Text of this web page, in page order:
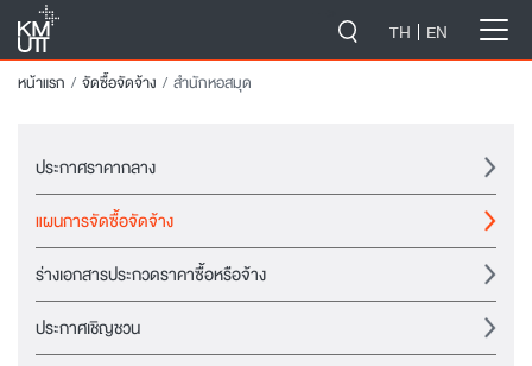
TH EN
หน้าแรก จัดซื้อจัดจ้าง สำนักหอสมุด
ประกาศราคากลาง
แผนการจัดซื้อจัดจ้าง
ร่างเอกสารประกวดราคาซื้อหรือจ้าง
ประกาศเชิญชวน